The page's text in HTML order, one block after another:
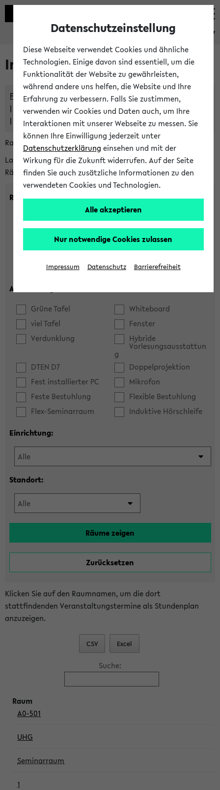
eKVV
Im eKVV verwaltete Räume
Freie Räume und Veranstaltungsüberschneidungen
Raumüberschneidungen
Hinweise der zentralen Raumvergabe
Raumanfragen:
raumvergabe@uni-bielefeld.de
Lassen Sie sich alle Räume anzeigen oder suchen Sie nach
Räumen mit bestimmten Eigenschaften:
Raumkriterien:
max. Plätze:
Ausstattung:
Grüne Tafel
Whiteboard
viel Tafel
Fenster
Verdunklung
Hybride
Vorlesungsausstattun
g
DTEN D7
Doppelprojektion
Fest installierter PC
Mikrofon
Feste Bestuhlung
Flexible Bestuhlung
Flex-Seminarraum
Induktive Hörschleife
Einrichtung:
Standort:
Klicken Sie auf den Raumnamen, um die dort
stattfindenden Veranstaltungstermine als Stundenplan
anzuzeigen.
CSV Excel
Suche:
A0-501
UHG
Seminarraum
1
Datenschutzeinstellung
Diese Webseite verwendet Cookies und ähnliche
Technologien. Einige davon sind essentiell, um die
Funktionalität der Website zu gewährleisten,
während andere uns helfen, die Website und Ihre
Erfahrung zu verbessern. Falls Sie zustimmen,
verwenden wir Cookies und Daten auch, um Ihre
Interaktionen mit unserer Webseite zu messen. Sie
können Ihre Einwilligung jederzeit unter
Datenschutzerklärung einsehen und mit der
Wirkung für die Zukunft widerrufen. Auf der Seite
finden Sie auch zusätzliche Informationen zu den
verwendeten Cookies und Technologien.
Alle akzeptieren
Nur notwendige Cookies zulassen
Impressum Datenschutz Barrierefreiheit